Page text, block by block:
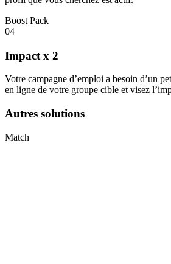
Boost Pack
04
Impact x 2
Votre campagne d’emploi a besoin d’un
en ligne de votre groupe cible et visez
Autres solutions
Match